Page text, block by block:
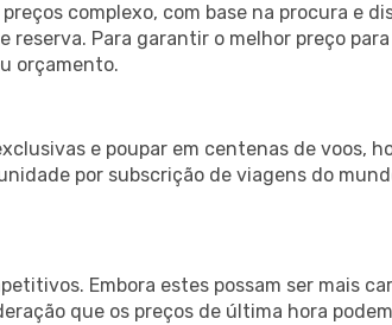
complexo, com base na procura e
Para garantir o melhor preço
orçamento.
e poupar em centenas de voos,
por subscrição de viagens do
Embora estes possam ser mais
que os preços de última hora